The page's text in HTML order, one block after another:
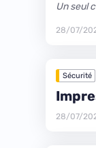
Un seul
28/07/
Sécurité
28/07/